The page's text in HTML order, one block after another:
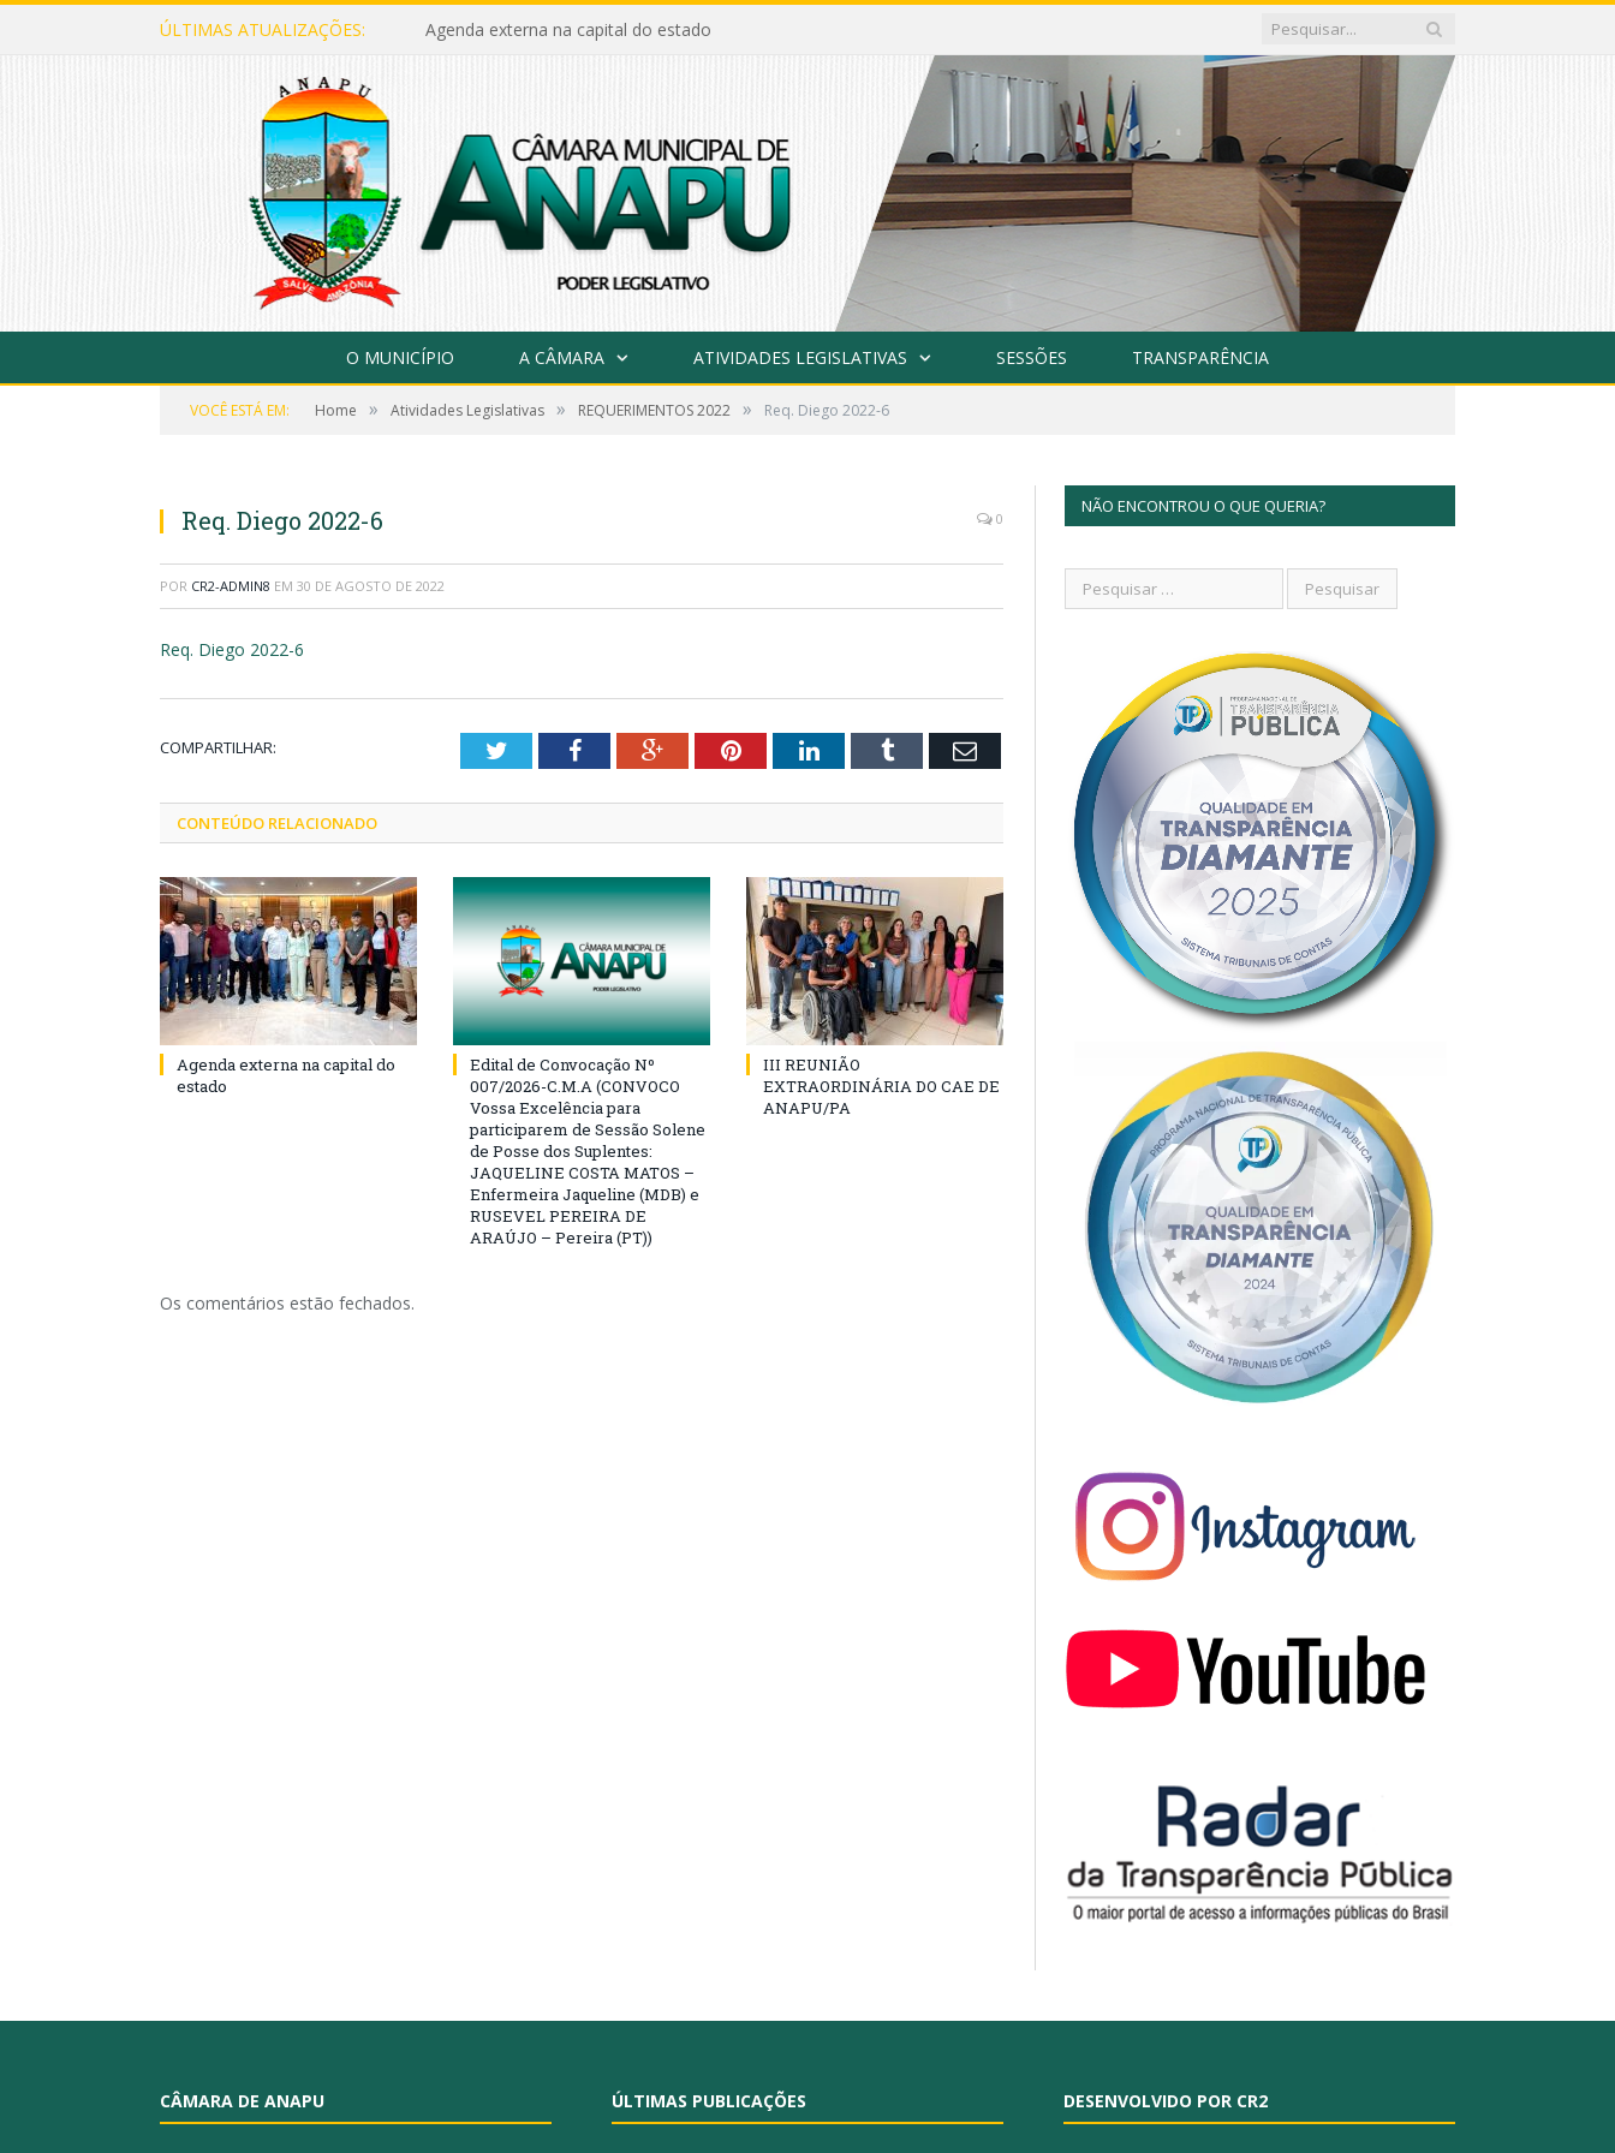
ÚLTIMAS ATUALIZAÇÕES: Agenda externa na capital do estado
O MUNICÍPIO A CÂMARA ATIVIDADES LEGISLATIVAS SESSÕES TRANSPARÊNCIA
VOCÊ ESTÁ EM: Home » Atividades Legislativas » REQUERIMENTOS 2022 » Req. Diego 2022-6
Req. Diego 2022-6 0
POR CR2-ADMIN8 EM 30 DE AGOSTO DE 2022
Req. Diego 2022-6
COMPARTILHAR: TwitterFacebookGoogle+PinterestLinkedInTumblr Email
CONTEÚDO RELACIONADO
Agenda externa na capital do
estado
Edital de Convocação Nº
007/2026-C.M.A (CONVOCO
Vossa Excelência para
participarem de Sessão Solene
de Posse dos Suplentes:
JAQUELINE COSTA MATOS –
Enfermeira Jaqueline (MDB) e
RUSEVEL PEREIRA DE
ARAÚJO – Pereira (PT))
III REUNIÃO
EXTRAORDINÁRIA DO CAE DE
ANAPU/PA
Os comentários estão fechados.
NÃO ENCONTROU O QUE QUERIA?
CÂMARA DE ANAPU ÚLTIMAS PUBLICAÇÕES DESENVOLVIDO POR CR2